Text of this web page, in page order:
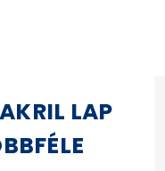
LAP